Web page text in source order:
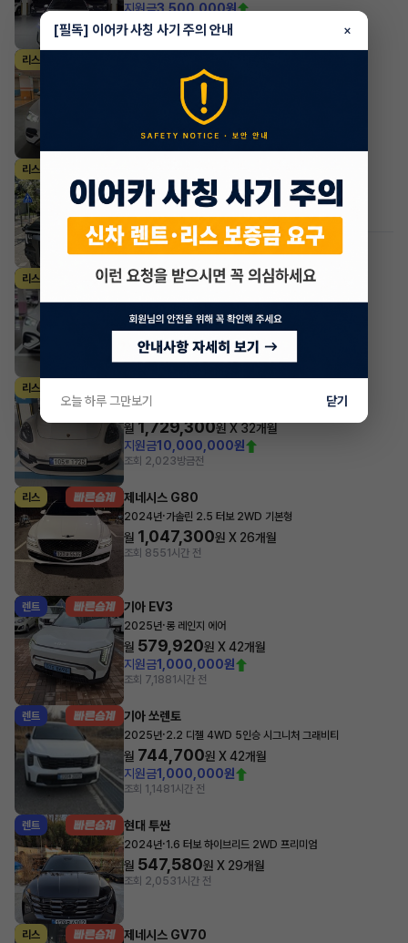
지원금3,500,000원
조회 83 방금전
리스
GLE 300d 4MATIC
1,780,239 원 X
7,000,000원
조회 239방금전
리스
2026년 2.2 디젤 4WD M7
월 795,850원 X 30개월
조회 479 방금전
#저신용
리스 벤츠 GLE클래스
월2,219,100원 X34개월
조회 606방금전
리스
2024년
월 1,729,300원 X 32개월
지원금10,000,000원
조회 2,023방금전
리스 제네시스 G80
2024년·가솔린 2.5 터보 2WD 기본형
월 1,047,300원 X 26개월
조회 8551시간 전
렌트 기아 EV3
2025년·롱 레인지 에어
월 579,920원 X42개월
지원금1,000,000원
조회 7,1881시간 전
렌트 기아 쏘렌토
2025년·2.2 디젤 4WD 5인승 시그니처 그래비티
월 744,700원 X42개월
지원금1,000,000원
조회 1,1481시간 전
렌트 현대 투싼
2024년·1.6 터보 하이브리드 2WD 프리미엄
월 547,580원 X 29개월
조회 2,0531시간 전
리스 제네시스 GV70
[필독] 이어카 사칭 사기 주의 안내 ×
오늘 하루 그만보기 닫기